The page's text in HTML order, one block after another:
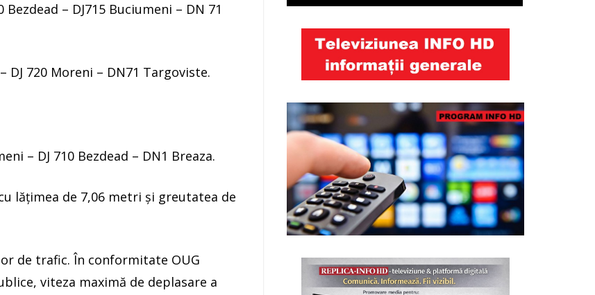
– DJ715 Buciumeni – DN 71
DJ 720 Moreni – DN71 Targoviste.
– DJ 710 Bezdead – DN1 Breaza.
lățimea de 7,06 metri și greutatea de
de trafic. În conformitate OUG
viteza maximă de deplasare a